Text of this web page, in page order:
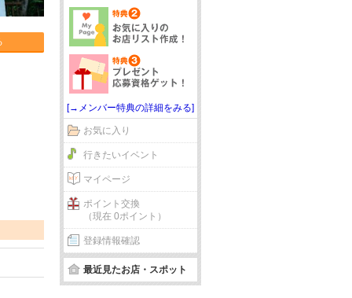
[→メンバー特典の詳細をみる]
お気に入り
行きたいイベント
マイページ
ポイント交換
（現在 0ポイント）
登録情報確認
最近見たお店・スポット